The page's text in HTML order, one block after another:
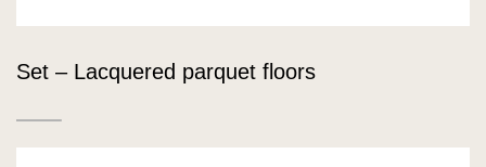
Set – Lacquered parquet floors